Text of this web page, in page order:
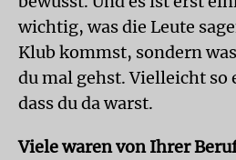
wichtig, was die Leute
Klub kommst, sondern
du mal gehst. Vielleicht so
dass du da warst.
Viele waren von Ihrer